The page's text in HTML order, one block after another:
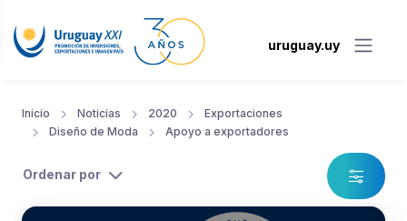
uruguay.uy
Inicio Noticias 2020
Exportaciones
Diseño de Moda
Apoyo a exportadores
Ordenar por